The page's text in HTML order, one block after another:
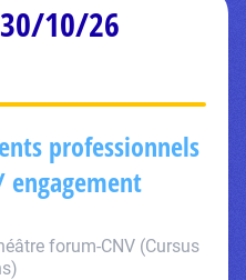
10/26
professionnels
forum-CNV (Cursus